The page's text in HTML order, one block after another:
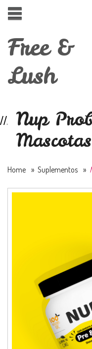
Free &
Lush
Nup
Home » Suplementos »